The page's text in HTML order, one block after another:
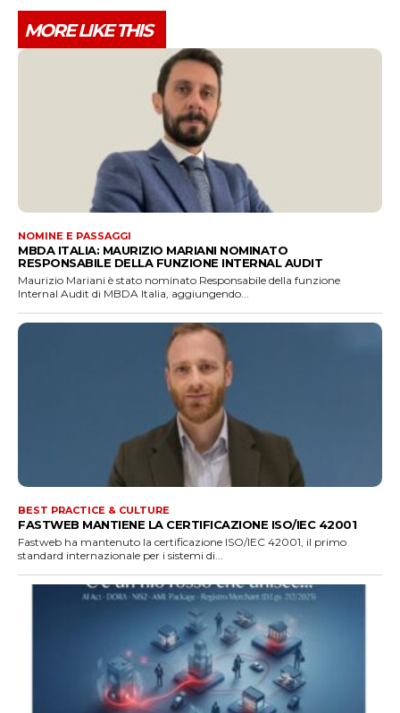
MORE LIKE THIS
NOMINE E PASSAGGI
MBDA ITALIA: MAURIZIO MARIANI NOMINATO
RESPONSABILE DELLA FUNZIONE INTERNAL AUDIT
Maurizio Mariani è stato nominato Responsabile della funzione
Internal Audit di MBDA Italia, aggiungendo...
BEST PRACTICE & CULTURE
FASTWEB MANTIENE LA CERTIFICAZIONE ISO/IEC 42001
Fastweb ha mantenuto la certificazione ISO/IEC 42001, il primo
standard internazionale per i sistemi di...